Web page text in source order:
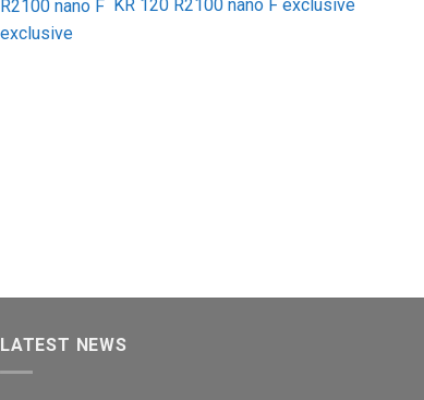
KR 120 R2100 nano F exclusive
LATEST NEWS